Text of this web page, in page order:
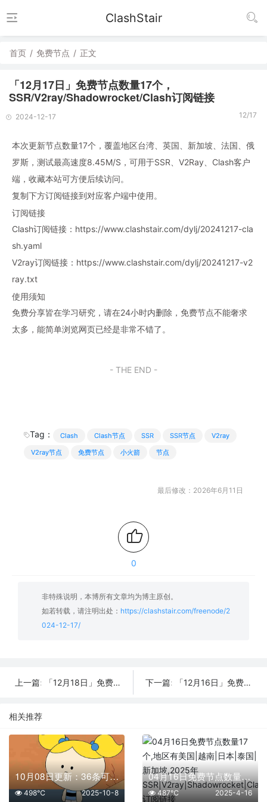
ClashStair
首页 / 免费节点 / 正文
「12月17日」免费节点数量17个，
SSR/V2ray/Shadowrocket/Clash订阅链接
2024-12-17 12/17
本次更新节点数量17个，覆盖地区台湾、英国、新加坡、法国、俄
罗斯，测试最高速度8.45M/S，可用于SSR、V2Ray、Clash客户
端，收藏本站可方便后续访问。
复制下方订阅链接到对应客户端中使用。
订阅链接
Clash订阅链接：https://www.clashstair.com/dylj/20241217-cla
sh.yaml
V2ray订阅链接：https://www.clashstair.com/dylj/20241217-v2
ray.txt
使用须知
免费分享皆在学习研究，请在24小时内删除，免费节点不能奢求
太多，能简单浏览网页已经是非常不错了。
- THE END -
Tag： Clash Clash节点 SSR SSR节点
V2ray
V2ray节点
免费节点 小火箭 节点
最后修改：2026年6月11日
0
非特殊说明，本博所有文章均为博主原创。
如若转载，请注明出处： https://clashstair.com/freenode/2
024-12-17/
上一篇: 「12月18日」免费节点数量22个，SSR/V2ray/Shadowrocket/Clash订阅链接 下一篇: 「12月16日」免费节点数量29个，SSR/V2ray/Shadowrocket/Clash订阅链接
相关推荐
10月08日更新：36条可用免费节点 | 2025年SSR/V2ray/Clash订阅链接
2025-10-8
498℃
04月16日免费节点数量17个,地区有美国|越南|日本|泰国|新加坡,2025年SSR|V2ray|Shadowrocket|Clash订阅链接
2025-4-16
487℃